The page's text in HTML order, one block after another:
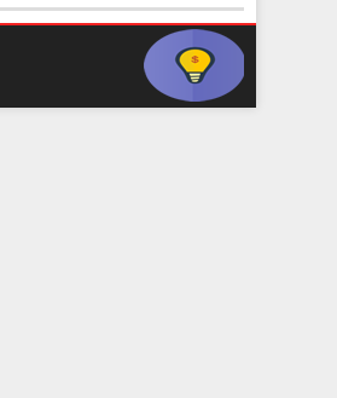
螺纹螺杆牙条通丝螺柱全
丝-螺纹钢(浴当家旗舰店